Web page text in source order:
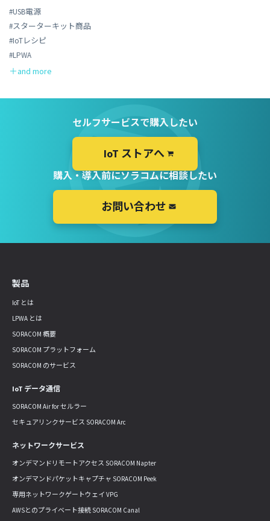
#USB電源
#スターターキット商品
#IoTレシピ
#LPWA
セルフサービスで購入したい
IoT ストアへ
購入・導入前にソラコムに相談したい
お問い合わせ
製品
IoT とは
LPWA とは
SORACOM 概要
SORACOM プラットフォーム
SORACOM のサービス
IoT データ通信
SORACOM Air for セルラー
セキュアリンクサービス SORACOM Arc
ネットワークサービス
オンデマンドリモートアクセス SORACOM Napter
オンデマンドパケットキャプチャ SORACOM Peek
専用ネットワークゲートウェイ VPG
AWSとのプライベート接続 SORACOM Canal